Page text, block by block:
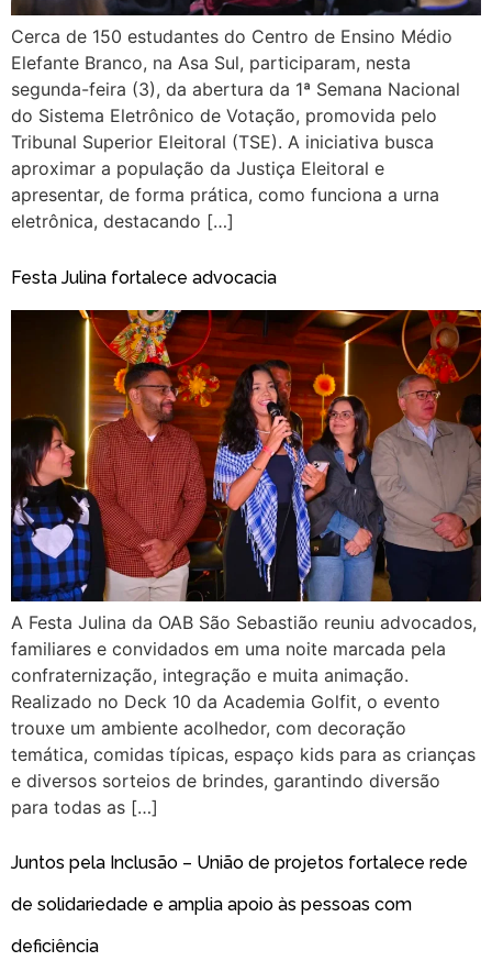
Cerca de 150 estudantes do Centro de Ensino Médio
Elefante Branco, na Asa Sul, participaram, nesta
segunda-feira (3), da abertura da 1ª Semana Nacional
do Sistema Eletrônico de Votação, promovida pelo
Tribunal Superior Eleitoral (TSE). A iniciativa busca
aproximar a população da Justiça Eleitoral e
apresentar, de forma prática, como funciona a urna
eletrônica, destacando […]
Festa Julina fortalece advocacia
A Festa Julina da OAB São Sebastião reuniu advocados,
familiares e convidados em uma noite marcada pela
confraternização, integração e muita animação.
Realizado no Deck 10 da Academia Golfit, o evento
trouxe um ambiente acolhedor, com decoração
temática, comidas típicas, espaço kids para as crianças
e diversos sorteios de brindes, garantindo diversão
para todas as […]
Juntos pela Inclusão – União de projetos fortalece rede
de solidariedade e amplia apoio às pessoas com
deficiência